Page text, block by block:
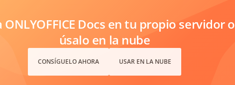
ONLYOFFICE Docs en tu propio servidor o
úsalo en la nube
CONSÍGUELO AHORA USAR EN LA NUBE